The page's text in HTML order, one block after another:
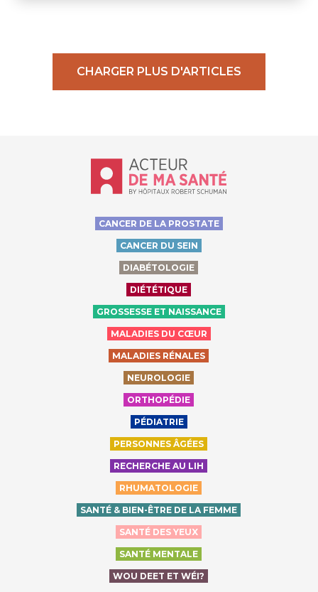
CHARGER PLUS D'ARTICLES
Accueil - Acteur de ma santé, by
CANCER DE LA PROSTATE
CANCER DU SEIN
DIABÉTOLOGIE
DIÉTÉTIQUE
GROSSESSE ET NAISSANCE
MALADIES DU CŒUR
MALADIES RÉNALES
NEUROLOGIE
ORTHOPÉDIE
PÉDIATRIE
PERSONNES ÂGÉES
RECHERCHE AU LIH
RHUMATOLOGIE
SANTÉ & BIEN-ÊTRE DE LA FEMME
SANTÉ DES YEUX
SANTÉ MENTALE
WOU DEET ET WÉI?